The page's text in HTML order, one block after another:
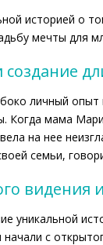
историей о
мечты для
создание
личный
Когда мама
на нее
семьи,
видения
уникальной
с